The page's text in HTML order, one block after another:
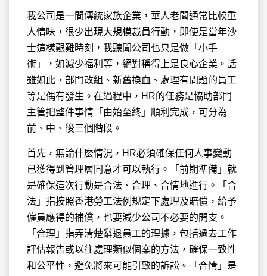
我公司是一間傳統家族企業，華人老闆通常比較重
人情味，很少出現大規模裁員行動，即使是當年沙
士這樣艱難時刻，我聽聞公司也只是做「小手
術」，如減少福利等，絕對稱得上是良心企業。話
雖如此，部門改組、新舊換血、處理有問題的員工
等是偶有發生。在過程中，HR的任務是協助部門
主管把整件事情「由始至終」順利完成，可分為
前、中、後三個階段。
首先，無論什麼情況，HR必須確保任何人事變動
已獲得到管理層同意才可以執行。「前期準備」就
是確保這次行動是合法、合理、合情地進行。「合
法」指按照香港勞工法例規定下處理及賠償，給予
僱員應得的補償，也要減少公司不必要的開支。
「合理」指弄清楚辭退員工的理據，包括過去工作
評估報告或以往處理類似個案的方法，確保一致性
和公平性，避免將來可能引致的訴訟。「合情」是